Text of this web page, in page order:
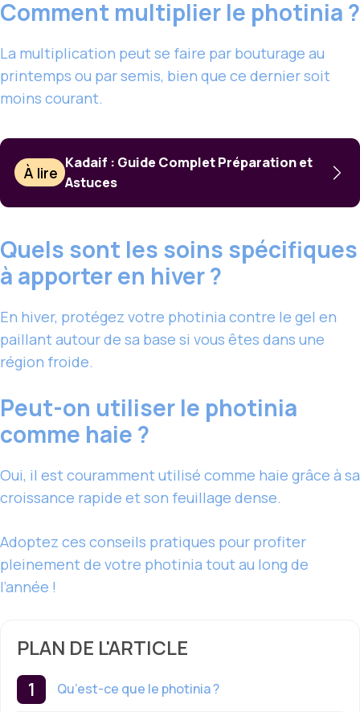
Comment multiplier le photinia ?
La multiplication peut se faire par bouturage au
printemps ou par semis, bien que ce dernier soit
moins courant.
À lire
Kadaif : Guide Complet Préparation et
Astuces
Quels sont les soins spécifiques
à apporter en hiver ?
En hiver, protégez votre photinia contre le gel en
paillant autour de sa base si vous êtes dans une
région froide.
Peut-on utiliser le photinia
comme haie ?
Oui, il est couramment utilisé comme haie grâce à sa
croissance rapide et son feuillage dense.
Adoptez ces conseils pratiques pour profiter
pleinement de votre photinia tout au long de
l’année !
PLAN DE L'ARTICLE
Qu’est-ce que le photinia ?